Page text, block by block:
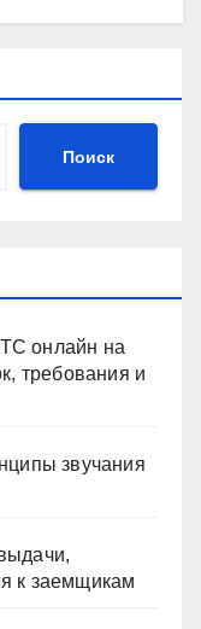
ть
Поиск
онлайн на
требования и
звучания
к заемщикам